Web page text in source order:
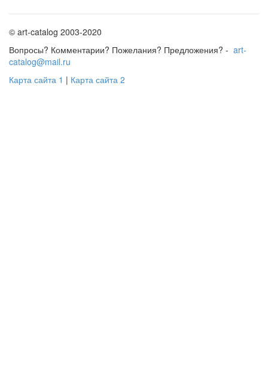
© art-catalog 2003-2020
Вопросы? Комментарии? Пожелания? Предложения? - art-
catalog@mail.ru
Карта сайта 1 | Карта сайта 2